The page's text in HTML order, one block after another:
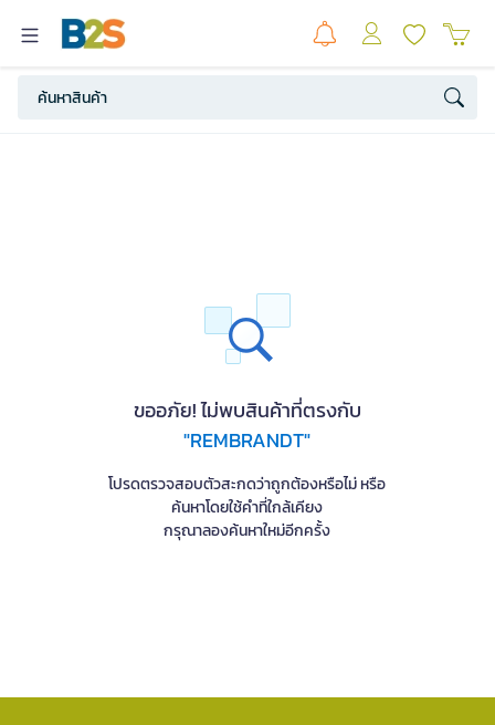
ขออภัย! ไม่พบสินค้าที่ตรงกับ
"REMBRANDT"
โปรดตรวจสอบตัวสะกดว่าถูกต้องหรือไม่ หรือ
ค้นหาโดยใช้คำที่ใกล้เคียง
กรุณาลองค้นหาใหม่อีกครั้ง